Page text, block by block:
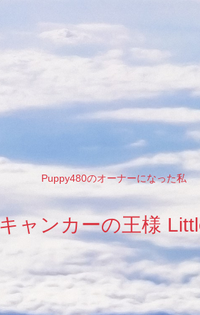
Puppy480のオーナーになった私
ャンカーの王様